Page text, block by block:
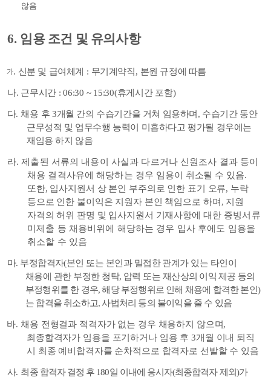
않음
6. 임용 조건 및 유의사항
가. 신분 및 급여체계 : 무기계약직, 본원 규정에 따름
나. 근무시간 : 06:30 ~ 15:30(휴게시간 포함)
다. 채용 후3개월 간의 수습기간을 거쳐 임용하며 , 수습기간 동안
근무성적 및 업무수행 능력이 미흡하다고 평가될 경우에는
재임용 하지 않음
라.제출된 서류의 내용이 사실과 다르거나 신원조사 결과 등이
채용 결격사유에 해당하는 경우 임용이 취소될 수 있음.
또한, 입사지원서 상 본인 부주의로 인한 표기 오류, 누락
등으로 인한 불이익은 지원자 본인 책임으로 하며 , 지원
자격의 허위 판명 및 입사지원서 기재사항에 대한 증빙서류
미제출 등 채용비위에 해당하는 경우 입사 후에도 임용을
취소할 수 있음
마. 부정합격자(본인 또는 본인과 밀접한 관계가 있는 타인이
채용에 관한 부정한 청탁, 압력 또는 재산상의 이익 제공 등의
부정행위를 한 경우,해당 부정행위로 인해 채용에 합격한 본인 )
는 합격을 취소하고,사법처리 등의 불이익을 줄 수 있음
바. 채용 전형결과 적격자가 없는 경우 채용하지 않으며,
최종합격자가 임용을 포기하거나 임용 후3개월 이내 퇴직
시 최종 예비합격자를 순차적으로 합격자로 선발할 수 있음
사. 최종 합격자 결정 후 180일 이내에 응시자(최종합격자 제외)가